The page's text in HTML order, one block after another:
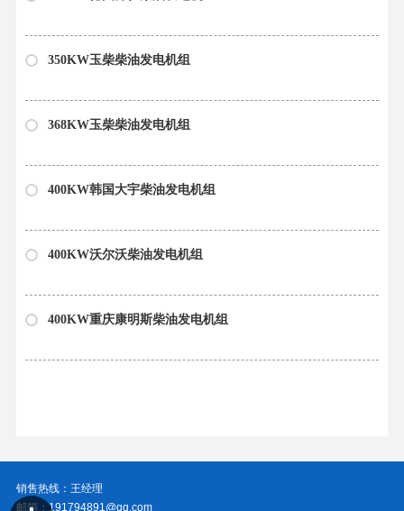
350KW玉柴柴油发电机组
368KW玉柴柴油发电机组
400KW韩国大宇柴油发电机组
400KW沃尔沃柴油发电机组
400KW重庆康明斯柴油发电机组
销售热线：王经理
邮箱：191794891@qq.com